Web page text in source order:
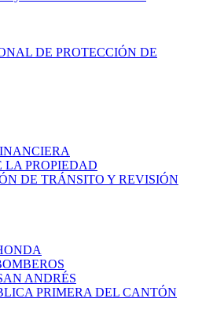
DE PROTECCIÓN DE
LA PROPIEDAD
DE TRÁNSITO Y REVISIÓN
ANDRÉS
PRIMERA DEL CANTÓN